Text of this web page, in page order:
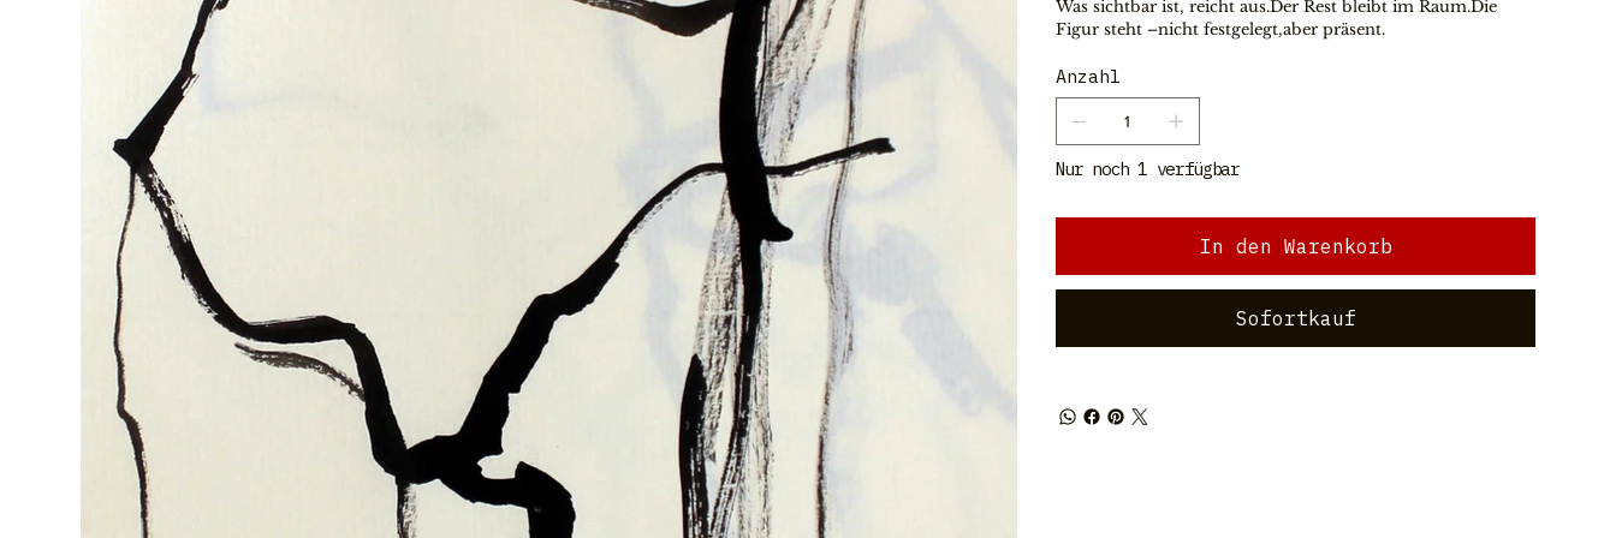
Was sichtbar ist, reicht aus.Der Rest bleibt im Raum.Die
Figur steht –nicht festgelegt,aber präsent.
Anzahl
Nur noch 1 verfügbar
In den Warenkorb
Sofortkauf